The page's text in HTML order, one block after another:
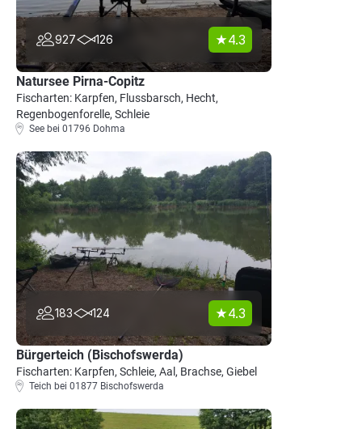
927 126 4.3
Natursee Pirna-Copitz
Fischarten: Karpfen, Flussbarsch, Hecht,
Regenbogenforelle, Schleie
See bei 01796 Dohma
183 124 4.3
Bürgerteich (Bischofswerda)
Fischarten: Karpfen, Schleie, Aal, Brachse, Giebel
Teich bei 01877 Bischofswerda